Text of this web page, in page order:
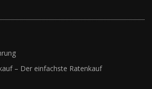
– Der einfachste Ratenkauf